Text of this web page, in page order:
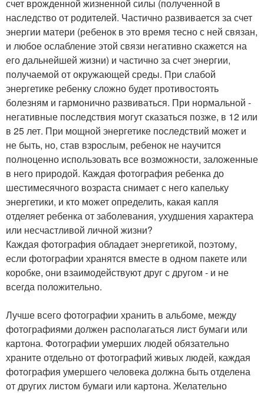
счет врожденной жизненной силы (полученной в
наследство от родителей. Частично развивается за счет
энергии матери (ребенок в это время тесно с ней связан,
и любое ослабление этой связи негативно скажется на
его дальнейшей жизни) и частично за счет энергии,
получаемой от окружающей среды. При слабой
энергетике ребенку сложно будет противостоять
болезням и гармонично развиваться. При нормальной -
негативные последствия могут сказаться позже, в 12 или
в 25 лет. При мощной энергетике последствий может и
не быть, но, став взрослым, ребенок не научится
полноценно использовать все возможности, заложенные
в него природой. Каждая фотография ребенка до
шестимесячного возраста снимает с него капельку
энергетики, и кто может определить, какая капля
отделяет ребенка от заболевания, ухудшения характера
или несчастливой личной жизни?
Каждая фотография обладает энергетикой, поэтому,
если фотографии хранятся вместе в одном пакете или
коробке, они взаимодействуют друг с другом - и не
всегда положительно.
Лучше всего фотографии хранить в альбоме, между
фотографиями должен располагаться лист бумаги или
картона. Фотографии умерших людей обязательно
храните отдельно от фотографий живых людей, каждая
фотография умершего человека должна быть отделена
от других листом бумаги или картона. Желательно